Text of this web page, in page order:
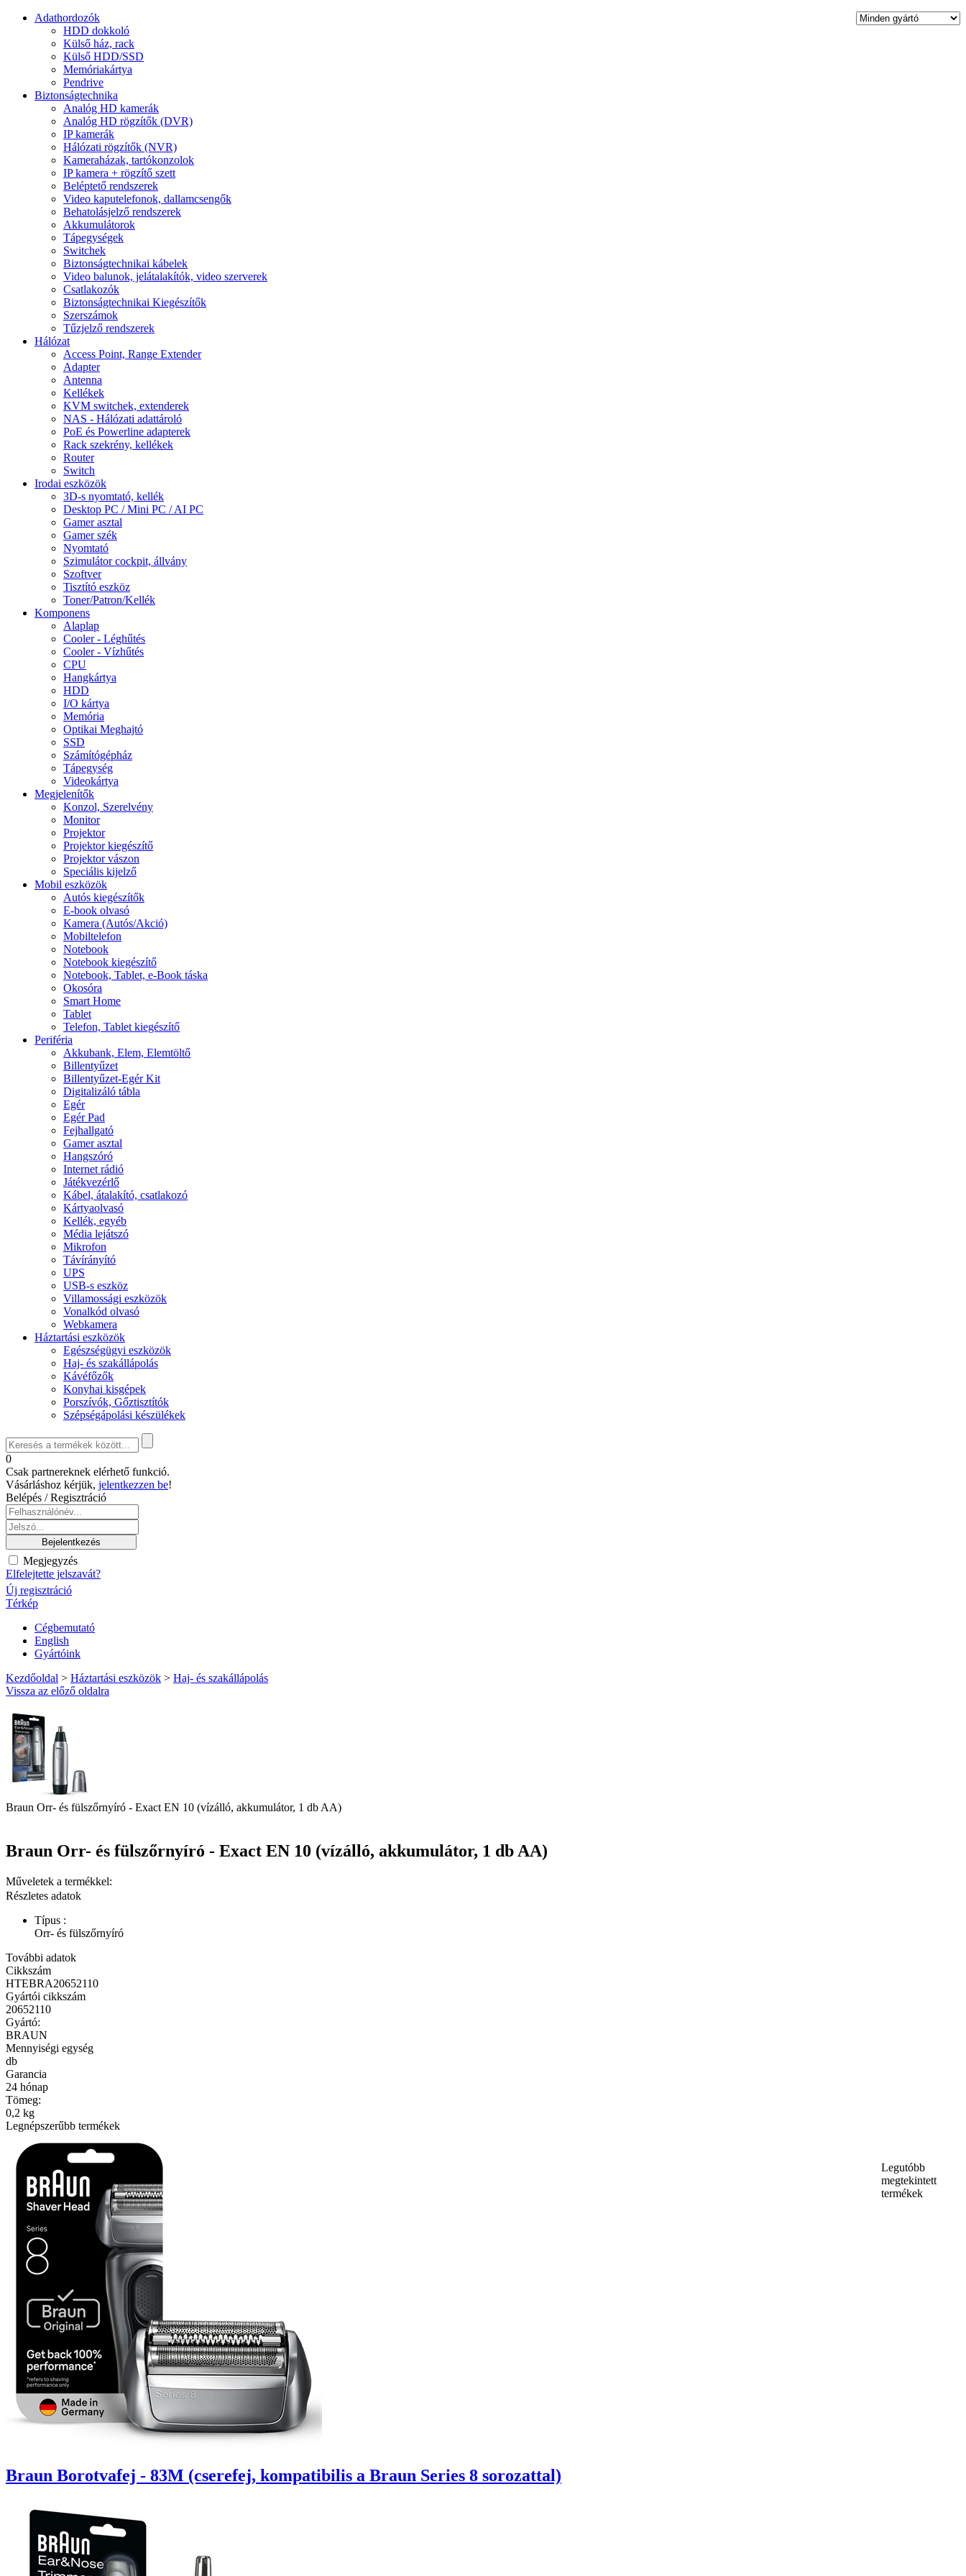
Adathordozók
HDD dokkoló
Külső ház, rack
Külső HDD/SSD
Memóriakártya
Pendrive
Biztonságtechnika
Analóg HD kamerák
Analóg HD rögzítők (DVR)
IP kamerák
Hálózati rögzítők (NVR)
Kameraházak, tartókonzolok
IP kamera + rögzítő szett
Beléptető rendszerek
Video kaputelefonok, dallamcsengők
Behatolásjelző rendszerek
Akkumulátorok
Tápegységek
Switchek
Biztonságtechnikai kábelek
Video balunok, jelátalakítók, video szerverek
Csatlakozók
Biztonságtechnikai Kiegészítők
Szerszámok
Tűzjelző rendszerek
Hálózat
Access Point, Range Extender
Adapter
Antenna
Kellékek
KVM switchek, extenderek
NAS - Hálózati adattároló
PoE és Powerline adapterek
Rack szekrény, kellékek
Router
Switch
Irodai eszközök
3D-s nyomtató, kellék
Desktop PC / Mini PC / AI PC
Gamer asztal
Gamer szék
Nyomtató
Szimulátor cockpit, állvány
Szoftver
Tisztító eszköz
Toner/Patron/Kellék
Komponens
Alaplap
Cooler - Léghűtés
Cooler - Vízhűtés
CPU
Hangkártya
HDD
I/O kártya
Memória
Optikai Meghajtó
SSD
Számítógépház
Tápegység
Videokártya
Megjelenítők
Konzol, Szerelvény
Monitor
Projektor
Projektor kiegészítő
Projektor vászon
Speciális kijelző
Mobil eszközök
Autós kiegészítők
E-book olvasó
Kamera (Autós/Akció)
Mobiltelefon
Notebook
Notebook kiegészítő
Notebook, Tablet, e-Book táska
Okosóra
Smart Home
Tablet
Telefon, Tablet kiegészítő
Periféria
Akkubank, Elem, Elemtöltő
Billentyűzet
Billentyűzet-Egér Kit
Digitalizáló tábla
Egér
Egér Pad
Fejhallgató
Gamer asztal
Hangszóró
Internet rádió
Játékvezérlő
Kábel, átalakító, csatlakozó
Kártyaolvasó
Kellék, egyéb
Média lejátszó
Mikrofon
Távírányító
UPS
USB-s eszköz
Villamossági eszközök
Vonalkód olvasó
Webkamera
Háztartási eszközök
Egészségügyi eszközök
Haj- és szakállápolás
Kávéfőzők
Konyhai kisgépek
Porszívók, Gőztisztítók
Szépségápolási készülékek
0
Csak partnereknek elérhető funkció.
Vásárláshoz kérjük, jelentkezzen be!
Belépés / Regisztráció
Megjegyzés
Elfelejtette jelszavát?
Új regisztráció
Térkép
Cégbemutató
English
Gyártóink
Kezdőoldal > Háztartási eszközök > Haj- és szakállápolás
Vissza az előző oldalra
Braun Orr- és fülszőrnyíró - Exact EN 10 (vízálló, akkumulátor, 1 db AA)
Braun Orr- és fülszőrnyíró - Exact EN 10 (vízálló, akkumulátor, 1 db AA)
Műveletek a termékkel:
Részletes adatok
Típus :
Orr- és fülszőrnyíró
További adatok
Cikkszám
HTEBRA20652110
Gyártói cikkszám
20652110
Gyártó:
BRAUN
Mennyiségi egység
db
Garancia
24 hónap
Tömeg:
0,2 kg
Legnépszerűbb termékek
Braun Borotvafej - 83M (cserefej, kompatibilis a Braun Series 8 sorozattal)
Legutóbb
megtekintett
termékek